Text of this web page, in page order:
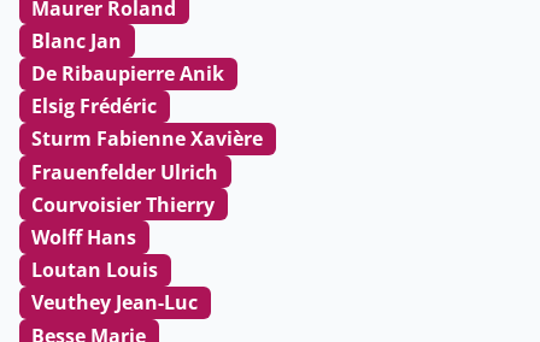
Maurer Roland
Blanc Jan
De Ribaupierre Anik
Elsig Frédéric
Sturm Fabienne Xavière
Frauenfelder Ulrich
Courvoisier Thierry
Wolff Hans
Loutan Louis
Veuthey Jean-Luc
Besse Marie